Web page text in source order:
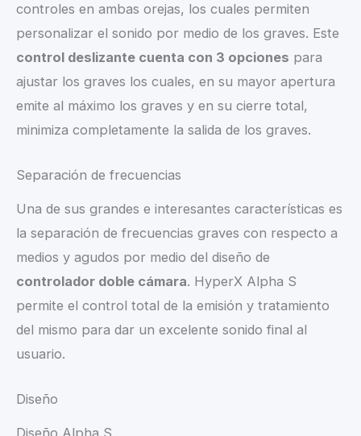
controles en ambas orejas, los cuales permiten
personalizar el sonido por medio de los graves. Este
control deslizante cuenta con 3 opciones para
ajustar los graves los cuales, en su mayor apertura
emite al máximo los graves y en su cierre total,
minimiza completamente la salida de los graves.
Separación de frecuencias
Una de sus grandes e interesantes características es
la separación de frecuencias graves con respecto a
medios y agudos por medio del diseño de
controlador doble cámara. HyperX Alpha S
permite el control total de la emisión y tratamiento
del mismo para dar un excelente sonido final al
usuario.
Diseño
Diseño Alpha S